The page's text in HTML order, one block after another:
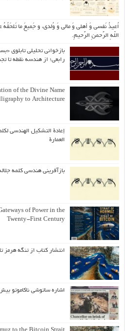
اُعیذُ نَفسی وَ أهلی وَ مالی وَ وُلدی، و جَمیعَ ما تَلحَقُهُ
اللّهِ الرَّحمنِ الرَّحیمِ.
بازخوانی تحلیلی تابلوی
رابعی؛ از هندسه نقطه تا
of the Divine Name
to Architecture
إعادة التشكيل الهندسي
العمارة
بازآفرینی هندسی کلمه
of Power in the
Twenty-First Century
انتشار کتاب از تنگه هرمز
اشاره ساتوشی ناکاموتو